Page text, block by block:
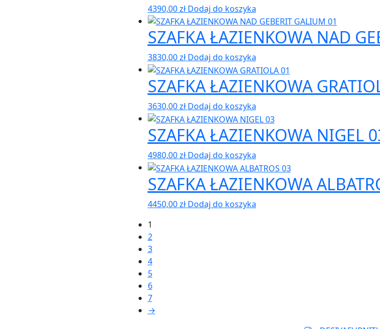
4390,00zł Dodaj do koszyka
SZAFKA ŁAZIENKOWA NAD
3830,00zł Dodaj do koszyka
SZAFKA ŁAZIENKOWA
3630,00zł Dodaj do koszyka
SZAFKA ŁAZIENKOWA NIGEL
4980,00zł Dodaj do koszyka
SZAFKA ŁAZIENKOWA
4450,00zł Dodaj do koszyka
1
2
3
4
5
6
7
→